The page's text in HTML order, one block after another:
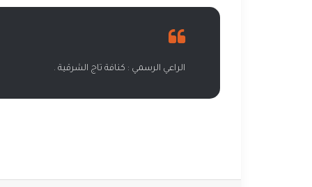
الراعي الرسمي : كنافة تاج الشرقية .